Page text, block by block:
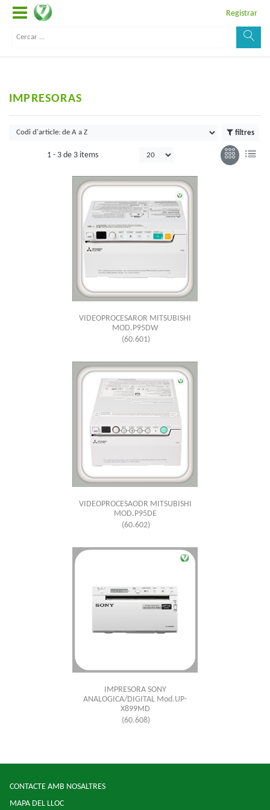
Registrar
IMPRESORAS
filtres
1 - 3 de 3 items
VIDEOPROCESAROR MITSUBISHI
MOD.P95DW
(60.601)
VIDEOPROCESAODR MITSUBISHI
MOD.P95DE
(60.602)
IMPRESORA SONY
ANALOGICA/DIGITAL Mod.UP-
X899MD
(60.608)
CONTACTE AMB NOSALTRES
MAPA DEL LLOC